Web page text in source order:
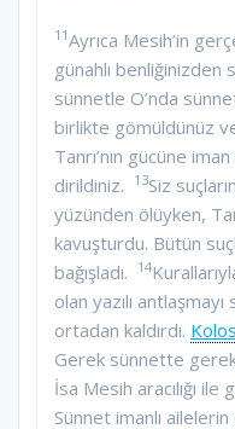
11Ayrıca Mesih’in
günahlı benliğinizden
sünnetle O’nda
birlikte gömüldünüz
Tanrı’nın gücüne
dirildiniz.
13Siz
yüzünden ölüyken,
kavuşturdu. Bütün
bağışladı.
14
olan yazılı antlaşmayı
ortadan kaldırdı.
Gerek sünnette
İsa Mesih aracılığı ile
Sünnet imanlı